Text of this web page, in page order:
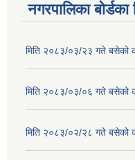
नगरपालिका बोर्डका
मिति २०८३/०३/२३ गते बसेको
मिति २०८३/०३/०६ गते बसेको
मिति २०८३/०२/२८ गते बसेको